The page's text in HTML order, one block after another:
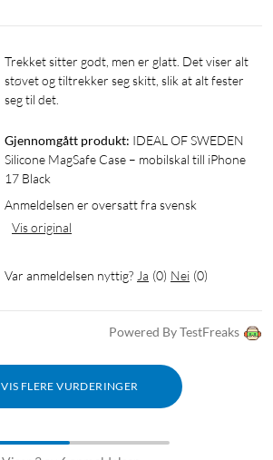
Trekket sitter godt, men er glatt. Det viser alt
støvet og tiltrekker seg skitt, slik at alt fester
seg til det.
Gjennomgått produkt: IDEAL OF SWEDEN
Silicone MagSafe Case – mobilskal till iPhone
17 Black
Anmeldelsen er oversatt fra svensk
Vis original
Var anmeldelsen nyttig? Ja (0) Nei (0)
Powered By TestFreaks
VIS FLERE VURDERINGER